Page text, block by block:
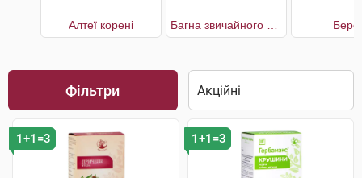
Алтеї корені
Фільтри
1+1=3 1+1=3